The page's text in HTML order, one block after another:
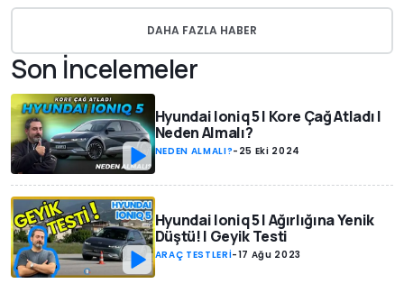
DAHA FAZLA HABER
Son İncelemeler
Hyundai Ioniq 5 | Kore Çağ Atladı |
Neden Almalı?
NEDEN ALMALI?- 25 Eki 2024
Hyundai Ioniq 5 | Ağırlığına Yenik
Düştü! | Geyik Testi
ARAÇ TESTLERİ-17 Ağu 2023